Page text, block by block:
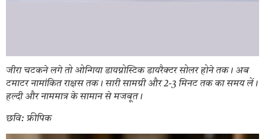
जीरा चटकने लगे तो ओन्गिया डायग्नोस्टिक डायरैक्टर सोलर होने तक। अब
टमाटर नामांकित राक्षस तक। सारी सामग्री और 2-3 मिनट तक का समय लें।
हल्दी और नाममात्र के सामान से मजबूत।
छवि: फ्रीपिक